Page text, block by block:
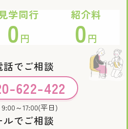
見学同行
0 円
紹介料
0 円
話でご相談
622-422
～17:00(平日)
ルでご相談